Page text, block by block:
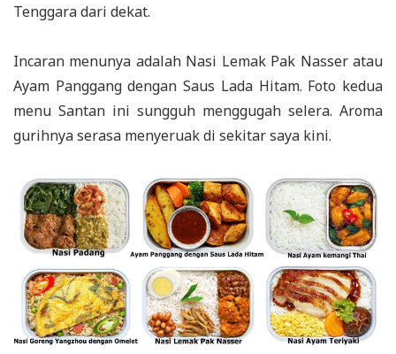
Tenggara dari dekat.
Incaran menunya adalah Nasi Lemak Pak Nasser atau
Ayam Panggang dengan Saus Lada Hitam. Foto kedua
menu Santan ini sungguh menggugah selera. Aroma
gurihnya serasa menyeruak di sekitar saya kini.